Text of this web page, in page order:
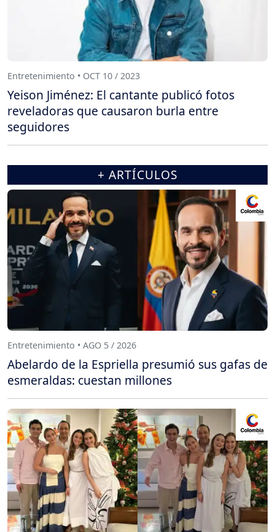
Entretenimiento • OCT 10 / 2023
Yeison Jiménez: El cantante publicó fotos
reveladoras que causaron burla entre
seguidores
+ ARTÍCULOS
Entretenimiento • AGO 5 / 2026
Abelardo de la Espriella presumió sus gafas de
esmeraldas: cuestan millones